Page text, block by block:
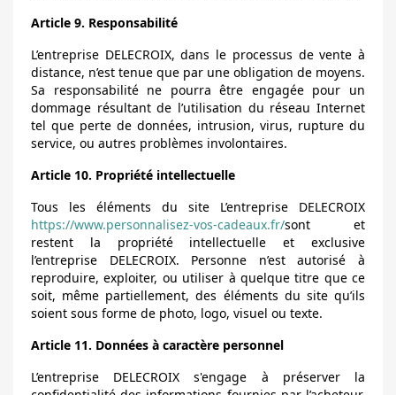
Article 9. Responsabilité
L’entreprise DELECROIX, dans le processus de vente à
distance, n’est tenue que par une obligation de moyens.
Sa responsabilité ne pourra être engagée pour un
dommage résultant de l’utilisation du réseau Internet
tel que perte de données, intrusion, virus, rupture du
service, ou autres problèmes involontaires.
Article 10. Propriété intellectuelle
Tous les éléments du site L’entreprise DELECROIX
https://www.personnalisez-vos-cadeaux.fr/sont et
restent la propriété intellectuelle et exclusive
l’entreprise DELECROIX. Personne n’est autorisé à
reproduire, exploiter, ou utiliser à quelque titre que ce
soit, même partiellement, des éléments du site qu’ils
soient sous forme de photo, logo, visuel ou texte.
Article 11. Données à caractère personnel
L’entreprise DELECROIX s'engage à préserver la